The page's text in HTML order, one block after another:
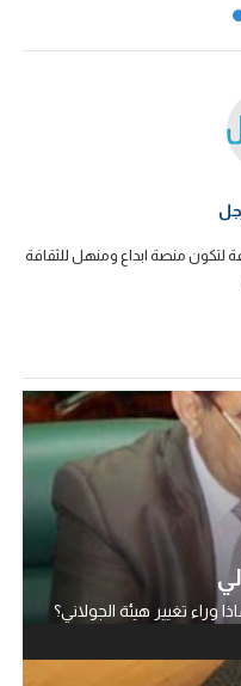
لتكون منصة ابداع ومنهل للثقافة
تغيير هيئة الجولاني؟